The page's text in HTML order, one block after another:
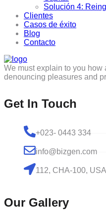
Solución 4:
Clientes
Casos de éxito
Blog
Contacto
We must explain to you
denouncing pleasures and
Get In Touch
+023- 0443 334
info@bizgen.com
112, CHA-100, USA
Our Gallery